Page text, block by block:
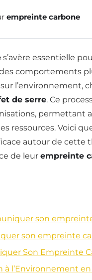
empreinte carbone
s’avère essentielle
comportements
l’environnement,
de serre. Ce
permettant
ressources. Voici
autour de cette
de leur empreinte
son
son empreinte
Son Empreinte
à l’Environnement